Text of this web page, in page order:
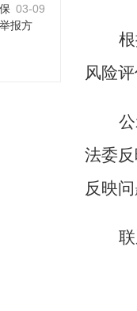
03-09
报方
风险
法委
反映